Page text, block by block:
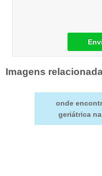
Imagens
onde
geriátrica